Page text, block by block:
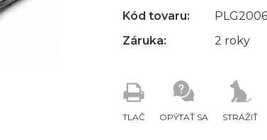
TLAČ OPÝTAŤ SA STRÁŽIŤ
Kód tovaru:
Záruka:
2 roky